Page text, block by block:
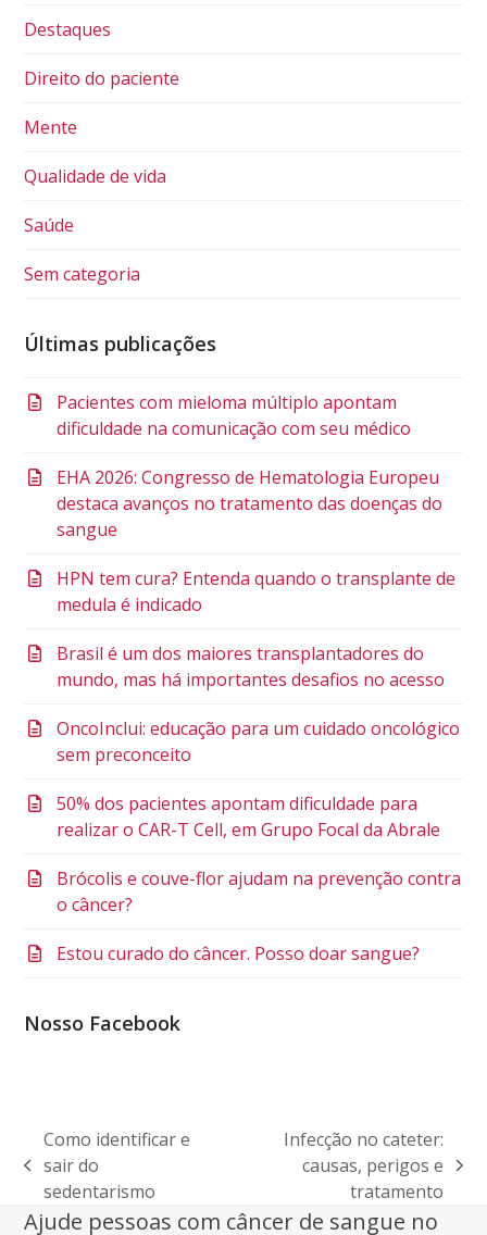
Destaques
Direito do paciente
Mente
Qualidade de vida
Saúde
Sem categoria
Últimas publicações
Pacientes com mieloma múltiplo apontam
dificuldade na comunicação com seu médico
EHA 2026: Congresso de Hematologia Europeu
destaca avanços no tratamento das doenças do
sangue
HPN tem cura? Entenda quando o transplante de
medula é indicado
Brasil é um dos maiores transplantadores do
mundo, mas há importantes desafios no acesso
OncoInclui: educação para um cuidado oncológico
sem preconceito
50% dos pacientes apontam dificuldade para
realizar o CAR-T Cell, em Grupo Focal da Abrale
Brócolis e couve-flor ajudam na prevenção contra
o câncer?
Estou curado do câncer. Posso doar sangue?
Nosso Facebook
previous
post:
Como identificar e
sair do
sedentarismo
Infecção no cateter:
causas, perigos e
tratamento
Ajude pessoas com câncer de sangue no